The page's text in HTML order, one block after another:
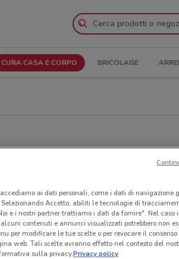
CURA CASA E CORPO BRICOLAGE
ai dati personali, come i dati di navigazione
Accetto, abiliti le tecnologie di
e i nostri partner trattiamo i dati da fornire". Nel caso
contenuti e annunci visualizzati potrebbero non
per modificare le tue scelte o per revocare il
web. Tali scelte avranno effetto nel contesto del
sulla privacy.Privacy policy